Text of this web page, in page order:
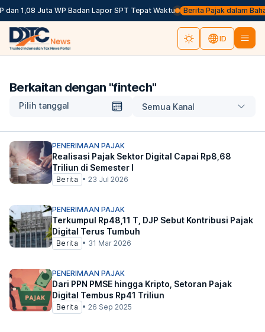
1,08 Juta WP Badan Lapor SPT Tepat Waktu Berita Pajak dalam
ID
Berkaitan dengan "fintech"
Pilih tanggal Semua Kanal
PENERIMAAN PAJAK
Realisasi Pajak Sektor Digital Capai Rp8,68
Triliun di Semester I
Berita • 23 Jul 2026
PENERIMAAN PAJAK
Terkumpul Rp48,11 T, DJP Sebut Kontribusi Pajak
Digital Terus Tumbuh
Berita • 31 Mar 2026
PENERIMAAN PAJAK
Dari PPN PMSE hingga Kripto, Setoran Pajak
Digital Tembus Rp41 Triliun
Berita • 26 Sep 2025